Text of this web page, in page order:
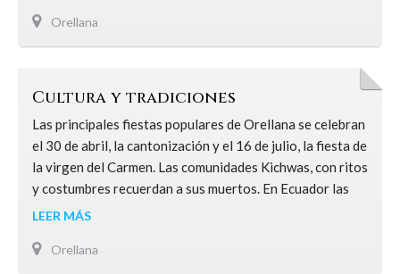
las hojas de plátano. El atado…
Orellana
Cultura y tradiciones
Las principales fiestas populares de Orellana se celebran
el 30 de abril, la cantonización y el 16 de julio, la fiesta de
la virgen del Carmen. Las comunidades Kichwas, con ritos
y costumbres recuerdan a sus muertos. En Ecuador las
costumbres ancestrales de los indígenas en el día de los
colocación…
LEER MÁS
Orellana